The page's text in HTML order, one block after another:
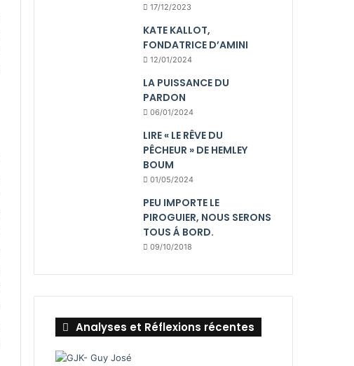
17/12/2023
KATE KALLOT,
FONDATRICE D’AMINI
12/01/2024
LA PUISSANCE DU
PARDON
06/01/2024
LIRE « LE RÊVE DU
PÊCHEUR » DE HEMLEY
BOUM
01/05/2024
PEU IMPORTE LE
PIROGUIER, NOUS SERONS
TOUS Á BORD.
09/10/2018
Analyses et Réflexions récentes